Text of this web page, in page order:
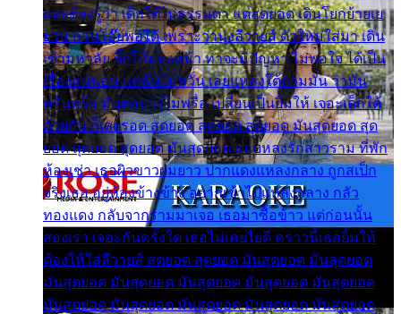
และต้องรู้ว่า เด็กใต้ไม่ธรรมดา แต่สุดยอด เดินโยกย้ายเย
ยวน กวนโอ๊ยพอได้ เพราะว่านุ่งลีวายส์ ตัวใหม่ใส่มา เดิน
เข้ามหาลัย จิ๊กโก๊มองหน้า ท่าจะมีปัญหา ไม่พอใจ ได้เป็น
เรื่องแน่นอน แต่ฉันไม่หวั่น เลยแหลงใต้ถามมัน ว่ามัน
พรั่นพรือ มันตอบว่าไม่พรื่อ เปลี่ยนเป็นยิ้มให้ เจอะเด็กใต้
ด้วยกัน ก็เลยรอด สุดยอด สุดยอด สุดยอด มันสุดยอด สุด
ยอด สุดยอด สุดยอด มันสุดยอด แอบหลงรักสาวราม ที่พัก
ห้องเช่า เธอผิวขาวผมยาว ปากแดงแหลงกลาง ถูกสเป็ก
จริงเธอ อยู่ห้องข้างข้าง อยากเข้าไปแหลงกลาง กลัว
ทองแดง กลับจากรามมาเจอ เธอมาซื้อข้าว แต่ก่อนนั้น
สองเรา เจอะกันครั้งใด เธอไม่เคยไยดี คราวนี้เธอยิ้มให้
ต้องให้ใส่ลีวายส์ สุดยอด สุดยอด มันสุดยอด มันสุดยอด
มันสุดยอด มันสุดยอด มันสุดยอด มันสุดยอด มันสุดยอด
มันสุดยอด มันสุดยอด มันสุดยอด มันสุดยอด มันสุดยอด